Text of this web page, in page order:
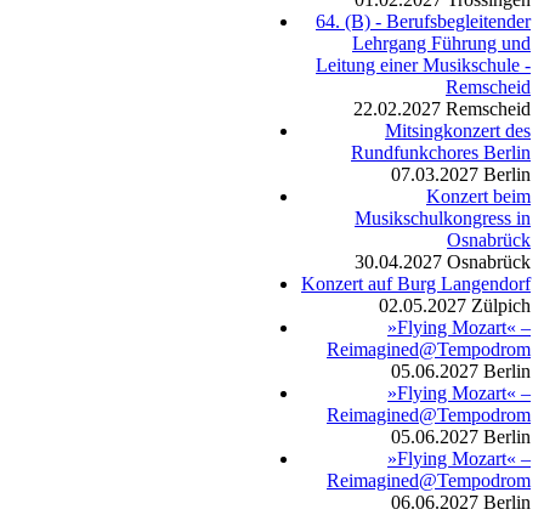
64. (B) - Berufsbegleitender
Lehrgang Führung und
Leitung einer Musikschule -
Remscheid
22.02.2027 Remscheid
Mitsingkonzert des
Rundfunkchores Berlin
07.03.2027 Berlin
Konzert beim
Musikschulkongress in
Osnabrück
30.04.2027 Osnabrück
Konzert auf Burg Langendorf
02.05.2027 Zülpich
»Flying Mozart« –
Reimagined@Tempodrom
05.06.2027 Berlin
»Flying Mozart« –
Reimagined@Tempodrom
05.06.2027 Berlin
»Flying Mozart« –
Reimagined@Tempodrom
06.06.2027 Berlin